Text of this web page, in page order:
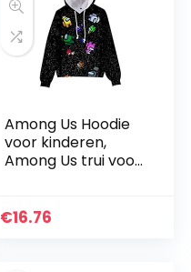
Among Us Hoodie
voor kinderen,
Among Us trui voor
Us Cosplay
€16.76